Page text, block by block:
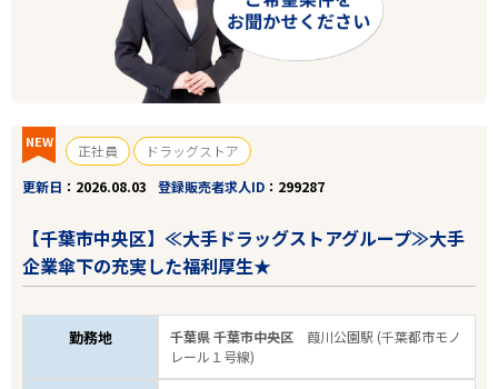
NEW 正社員
ドラッグストア
更新日
2026.08.03 登録販売者求人ID 299287
【千葉市中央区】≪大手ドラッグストアグループ≫大手
企業傘下の充実した福利厚生★
勤務地 千葉県 千葉市中央区葭川公園駅 (千葉都市モノ
レール１号線)